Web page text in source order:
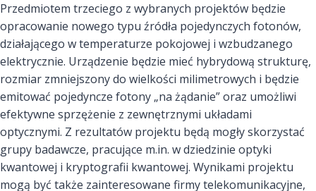
Przedmiotem trzeciego z wybranych projektów będzie
opracowanie nowego typu źródła pojedynczych fotonów,
działającego w temperaturze pokojowej i wzbudzanego
elektrycznie. Urządzenie będzie mieć hybrydową strukturę,
rozmiar zmniejszony do wielkości milimetrowych i będzie
emitować pojedyncze fotony „na żądanie” oraz umożliwi
efektywne sprzężenie z zewnętrznymi układami
optycznymi. Z rezultatów projektu będą mogły skorzystać
grupy badawcze, pracujące m.in. w dziedzinie optyki
kwantowej i kryptografii kwantowej. Wynikami projektu
mogą być także zainteresowane firmy telekomunikacyjne,